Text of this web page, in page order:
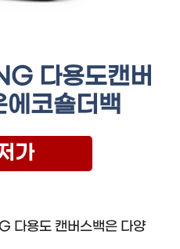
다용도캔버
코숄더백
가
다용도 캔버스백은 다양